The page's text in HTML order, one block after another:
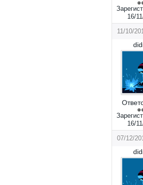
16/
11/10/
16/
07/12/